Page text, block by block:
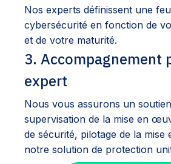
Nos experts définissent une
cybersécurité en fonction de
et de votre maturité.
3. Accompagnement
expert
Nous vous assurons un
supervisation de la mise en
de sécurité, pilotage de la mise
notre solution de protection